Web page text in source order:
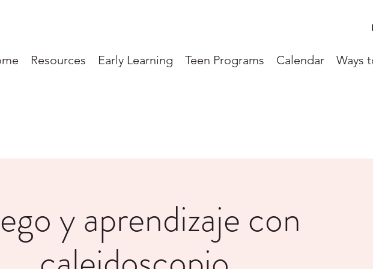
Resources Early Learning Teen Programs Calendar Ways
y aprendizaje con